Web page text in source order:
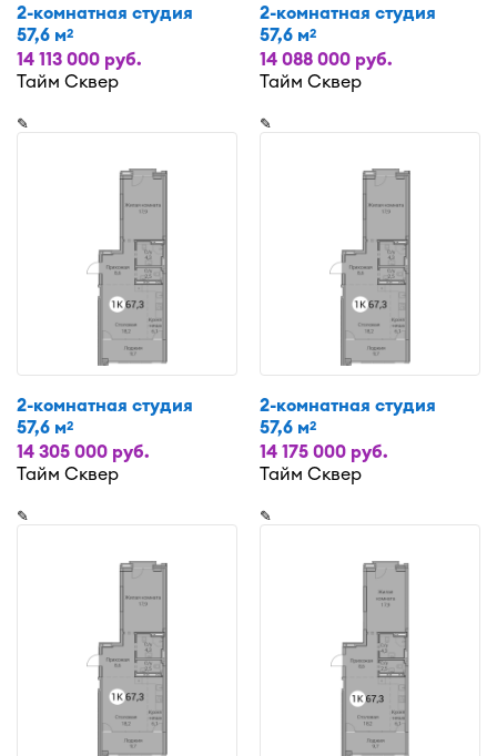
2-комнатная студия
57,6 м2
14 113 000 руб.
Тайм Сквер
2-комнатная студия
57,6 м2
14 088 000 руб.
Тайм Сквер
✎
2-комнатная студия
57,6 м2
14 305 000 руб.
Тайм Сквер
✎
2-комнатная студия
57,6 м2
14 175 000 руб.
Тайм Сквер
✎ ✎